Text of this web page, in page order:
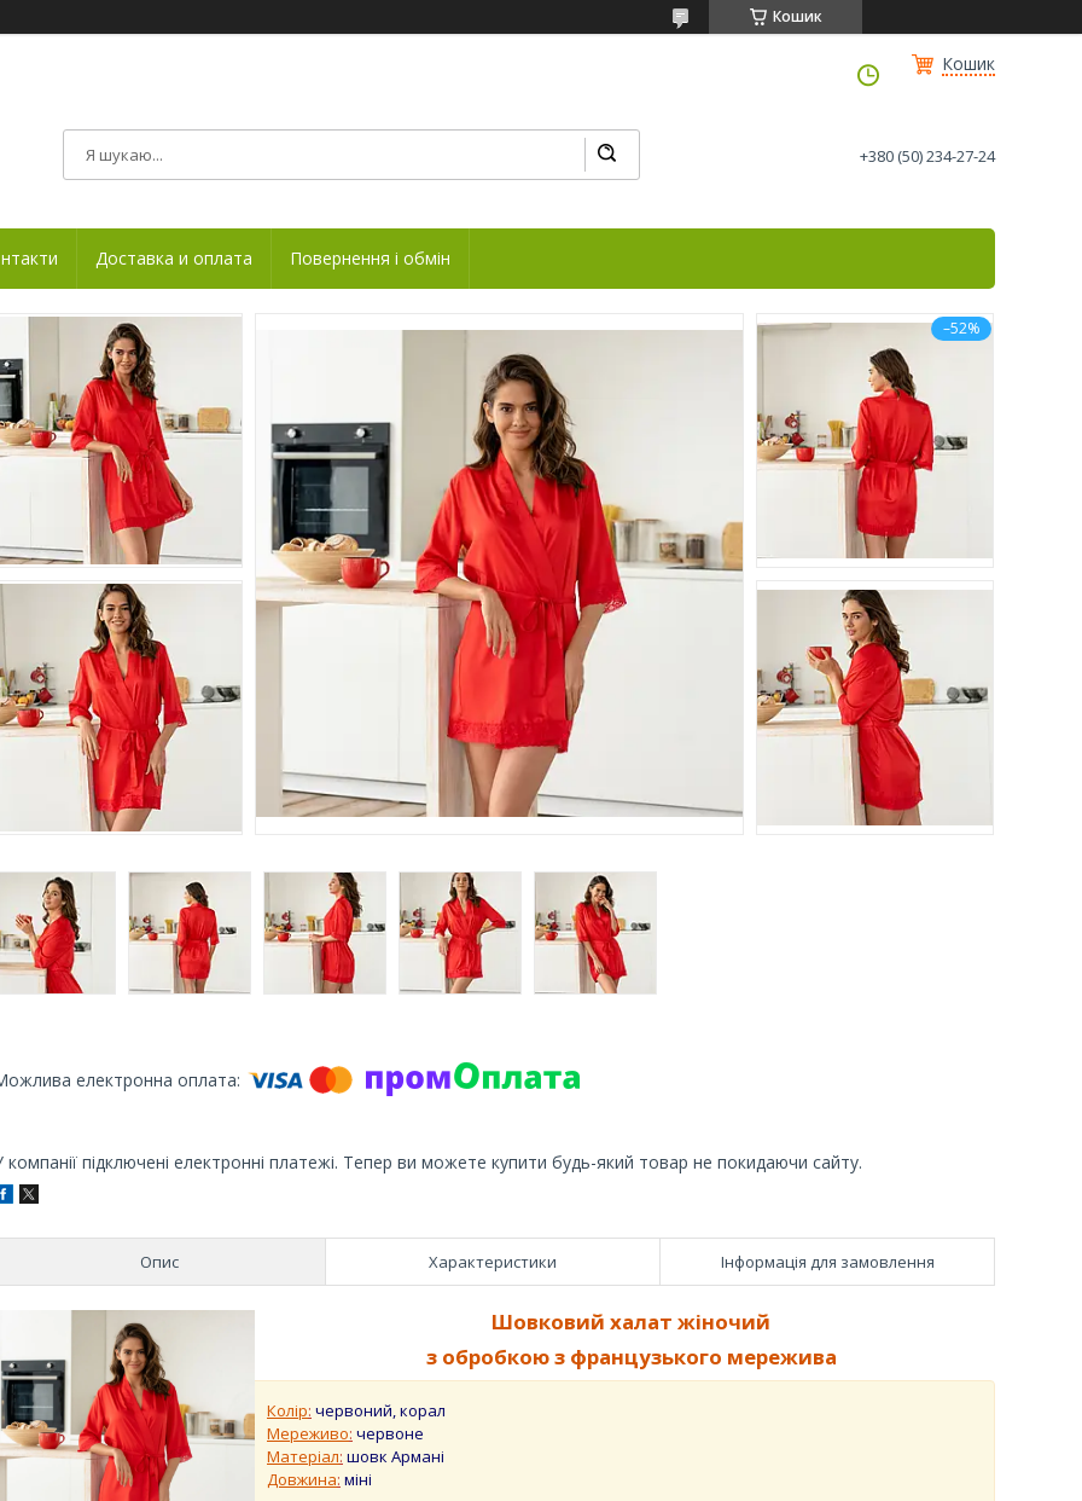
Кошик
Кошик
+380 (50) 234-27-24
Доставка и оплата Повернення і обмін
–52%
компанії підключені електронні платежі. Тепер ви можете купити будь-який товар не покидаючи сайту.
Опис Характеристики Інформація для замовлення
Шовковий халат жіночий
з обробкою з французького мережива
Колір: червоний, корал
Мереживо: червоне
Матеріал: шовк Армані
Довжина: міні